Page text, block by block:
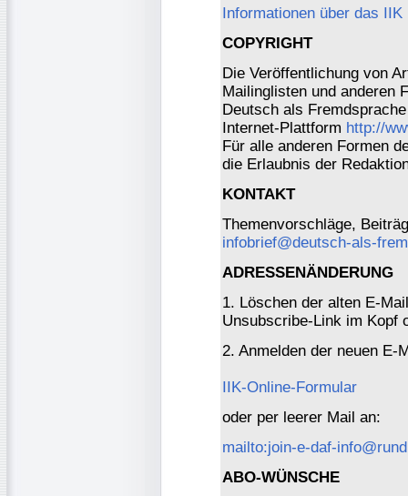
Informationen über das IIK
COPYRIGHT
Die Veröffentlichung von
Mailinglisten und anderen
Deutsch als
Internet-Plattform http://
Für alle anderen Formen
die Erlaubnis der
KONTAKT
Themenvorschläge,
infobrief@deutsch-als-
ADRESSENÄNDERUNG
1. Löschen der alten E-
Unsubscribe-Link im Kopf
2. Anmelden der neuen E-
IIK-Online-Formular
oder per leerer Mail an:
mailto:join-e-daf-
ABO-WÜNSCHE